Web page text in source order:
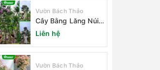
Vườn Bách Thảo
Cây Bằng Lăng Núi
(Cây Săng Lẻ)
Liên hệ
Vườn Bách Thảo